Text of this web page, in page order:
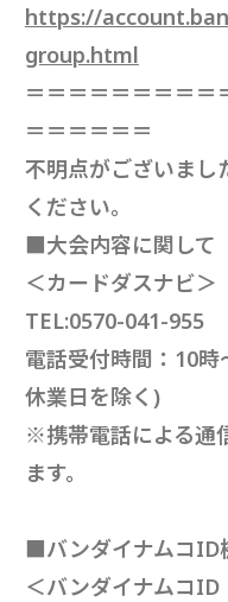
https://
group.html
＝＝＝＝＝＝＝＝＝
＝＝＝＝＝＝
不明点がございまし
ください。
■大会内容に関して
＜カードダスナビ＞
TEL:0570-041-955
電話受付時間：10
休業日を除く)
※携帯電話による通
ます。
■バンダイナムコID
＜バンダイナムコID